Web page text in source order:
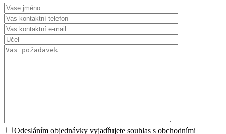
Odesláním objednávky vyjadřujete souhlas s obchodními